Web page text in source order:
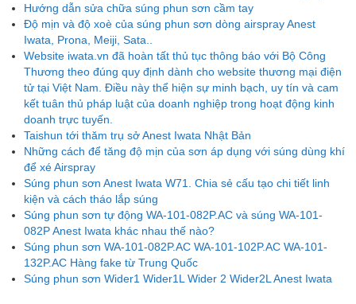
Hướng dẫn sửa chữa súng phun sơn cầm tay
Độ mịn và độ xoè của súng phun sơn dòng airspray Anest
Iwata, Prona, Meiji, Sata..
Website iwata.vn đã hoàn tất thủ tục thông báo với Bộ Công
Thương theo đúng quy định dành cho website thương mại điện
tử tại Việt Nam. Điều này thể hiện sự minh bạch, uy tín và cam
kết tuân thủ pháp luật của doanh nghiệp trong hoạt động kinh
doanh trực tuyến.
Taishun tới thăm trụ sở Anest Iwata Nhật Bản
Những cách để tăng độ mịn của sơn áp dụng với súng dùng khí
để xé Airspray
Súng phun sơn Anest Iwata W71. Chia sẻ cấu tạo chi tiết linh
kiện và cách tháo lắp súng
Súng phun sơn tự động WA-101-082P.AC và súng WA-101-
082P Anest Iwata khác nhau thế nào?
Súng phun sơn WA-101-082P.AC WA-101-102P.AC WA-101-
132P.AC Hàng fake từ Trung Quốc
Súng phun sơn Wider1 Wider1L Wider 2 Wider2L Anest Iwata